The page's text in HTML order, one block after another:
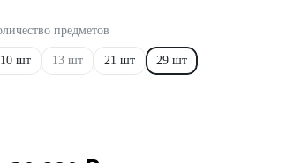
предметов
10 шт 13 шт 21 шт 29 шт